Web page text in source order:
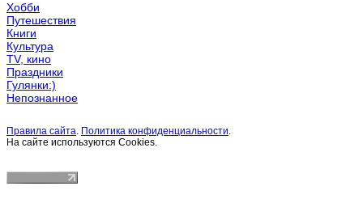
Хобби
Путешествия
Книги
Культура
TV, кино
Праздники
Гулянки:)
Непознанное
Правила сайта. Политика конфиденциальности.
На сайте используются Cookies.